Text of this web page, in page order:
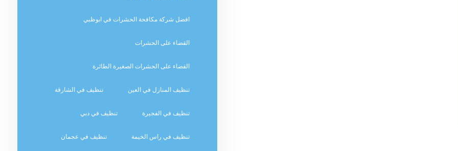
افضل شركة مكافحة الحشرات في ابوظبي
القضاء على الحشرات
القضاء على الحشرات الصغيرة الطائرة
تنظيف المنازل في العين تنظيف في الشارقة
تنظيف في الفجيرة تنظيف في دبي
تنظيف في راس الخيمة تنظيف في عجمان